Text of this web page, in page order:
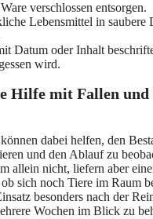
verschlossen entsorgen.
Lebensmittel in saubere
Datum oder Inhalt
wird.
Hilfe mit Fallen und
dabei helfen, den
und den Ablauf zu
allein nicht, liefern aber
sich noch Tiere im Raum
besonders nach der
Wochen im Blick zu